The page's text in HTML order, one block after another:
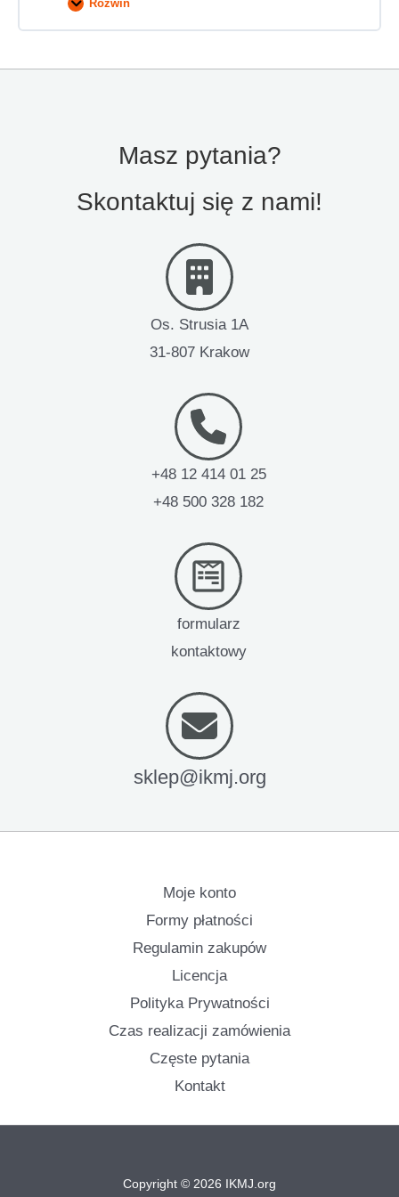
Rozwiń
ISO
|
ćwiczenia
Treść Zagadnienie
Przeprowadź ćwiczenia BCP
Masz pytania?
Skontaktuj się z nami!
Os. Strusia 1A
31-807 Krakow
+48 12 414 01 25
+48 500 328 182
formularz
kontaktowy
sklep@ikmj.org
Moje konto
Formy płatności
Regulamin zakupów
Licencja
Polityka Prywatności
Czas realizacji zamówienia
Częste pytania
Kontakt
Copyright © 2026 IKMJ.org